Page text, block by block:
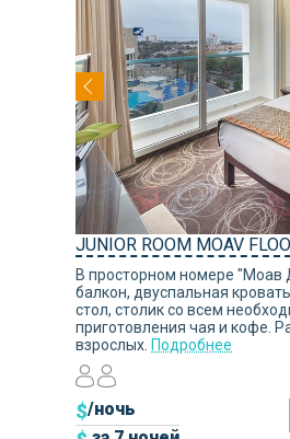
JUNIOR ROOM MOAV
В просторном номере "Моав
балкон, двуспальная
стол, столик со всем
приготовления чая и кофе.
взрослых. Подробнее
$/ночь